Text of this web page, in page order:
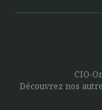
CIO-
Découvrez nos